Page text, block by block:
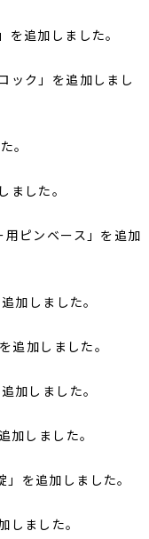
追加しました。
ック」を追加しまし
。
した。
ピンベース」を追加
加しました。
追加しました。
加しました。
加しました。
を追加しました。
ました。